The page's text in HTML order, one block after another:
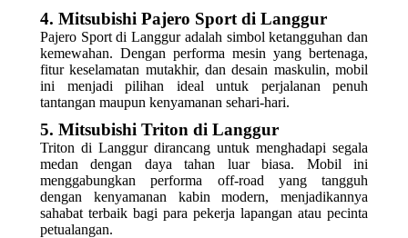
4. Mitsubishi Pajero Sport di Langgur
Pajero Sport di Langgur adalah simbol ketangguhan dan
kemewahan. Dengan performa mesin yang bertenaga,
fitur keselamatan mutakhir, dan desain maskulin, mobil
ini menjadi pilihan ideal untuk perjalanan penuh
tantangan maupun kenyamanan sehari-hari.
5. Mitsubishi Triton di Langgur
Triton di Langgur dirancang untuk menghadapi segala
medan dengan daya tahan luar biasa. Mobil ini
menggabungkan performa off-road yang tangguh
dengan kenyamanan kabin modern, menjadikannya
sahabat terbaik bagi para pekerja lapangan atau pecinta
petualangan.